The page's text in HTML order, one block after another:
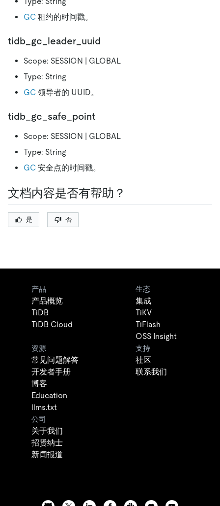
GC 租约的时间戳。
tidb_gc_leader_uuid
Scope: SESSION | GLOBAL
Type: String
GC 领导者的 UUID。
tidb_gc_safe_point
Scope: SESSION | GLOBAL
Type: String
GC 安全点的时间戳。
文档内容是否有帮助？
是 否
产品
产品概览
TiDB
TiDB Cloud
生态
集成
TiKV
TiFlash
OSS Insight
资源
常见问题解答
开发者手册
博客
Education
llms.txt
支持
社区
联系我们
公司
关于我们
招贤纳士
新闻报道